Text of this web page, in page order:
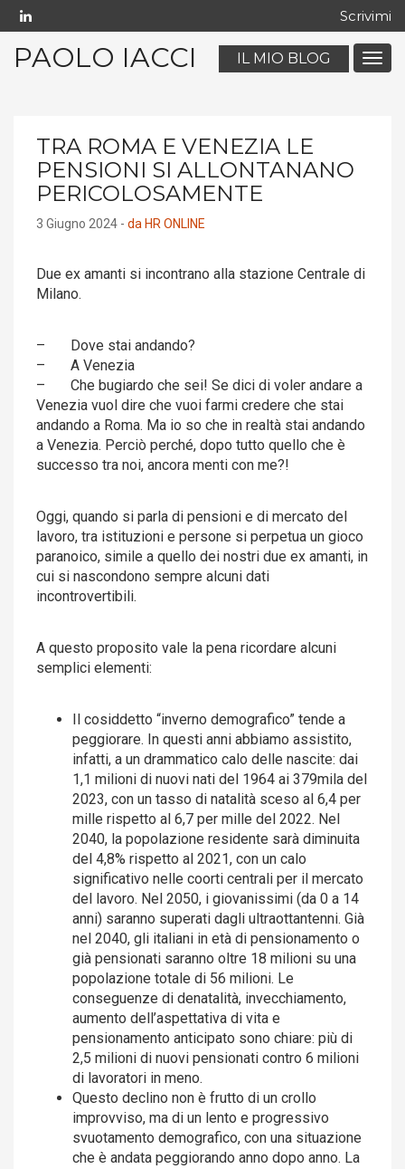
Scrivimi
Menu
PAOLO IACCI IL MIO BLOG
TRA ROMA E VENEZIA LE
PENSIONI SI ALLONTANANO
PERICOLOSAMENTE
3 Giugno 2024 - da HR ONLINE
Due ex amanti si incontrano alla stazione Centrale di
Milano.
– Dove stai andando?
– A Venezia
– Che bugiardo che sei! Se dici di voler andare a
Venezia vuol dire che vuoi farmi credere che stai
andando a Roma. Ma io so che in realtà stai andando
a Venezia. Perciò perché, dopo tutto quello che è
successo tra noi, ancora menti con me?!
Oggi, quando si parla di pensioni e di mercato del
lavoro, tra istituzioni e persone si perpetua un gioco
paranoico, simile a quello dei nostri due ex amanti, in
cui si nascondono sempre alcuni dati
incontrovertibili.
A questo proposito vale la pena ricordare alcuni
semplici elementi:
Il cosiddetto “inverno demografico” tende a
peggiorare. In questi anni abbiamo assistito,
infatti, a un drammatico calo delle nascite: dai
1,1 milioni di nuovi nati del 1964 ai 379mila del
2023, con un tasso di natalità sceso al 6,4 per
mille rispetto al 6,7 per mille del 2022. Nel
2040, la popolazione residente sarà diminuita
del 4,8% rispetto al 2021, con un calo
significativo nelle coorti centrali per il mercato
del lavoro. Nel 2050, i giovanissimi (da 0 a 14
anni) saranno superati dagli ultraottantenni. Già
nel 2040, gli italiani in età di pensionamento o
già pensionati saranno oltre 18 milioni su una
popolazione totale di 56 milioni. Le
conseguenze di denatalità, invecchiamento,
aumento dell’aspettativa di vita e
pensionamento anticipato sono chiare: più di
2,5 milioni di nuovi pensionati contro 6 milioni
di lavoratori in meno.
Questo declino non è frutto di un crollo
improvviso, ma di un lento e progressivo
svuotamento demografico, con una situazione
che è andata peggiorando anno dopo anno. La